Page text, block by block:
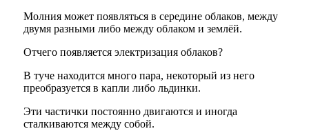
Молния может появляться в середине облаков, между
двумя разными либо между облаком и землёй.
Отчего появляется электризация облаков?
В туче находится много пара, некоторый из него
преобразуется в капли либо льдинки.
Эти частички постоянно двигаются и иногда
сталкиваются между собой.